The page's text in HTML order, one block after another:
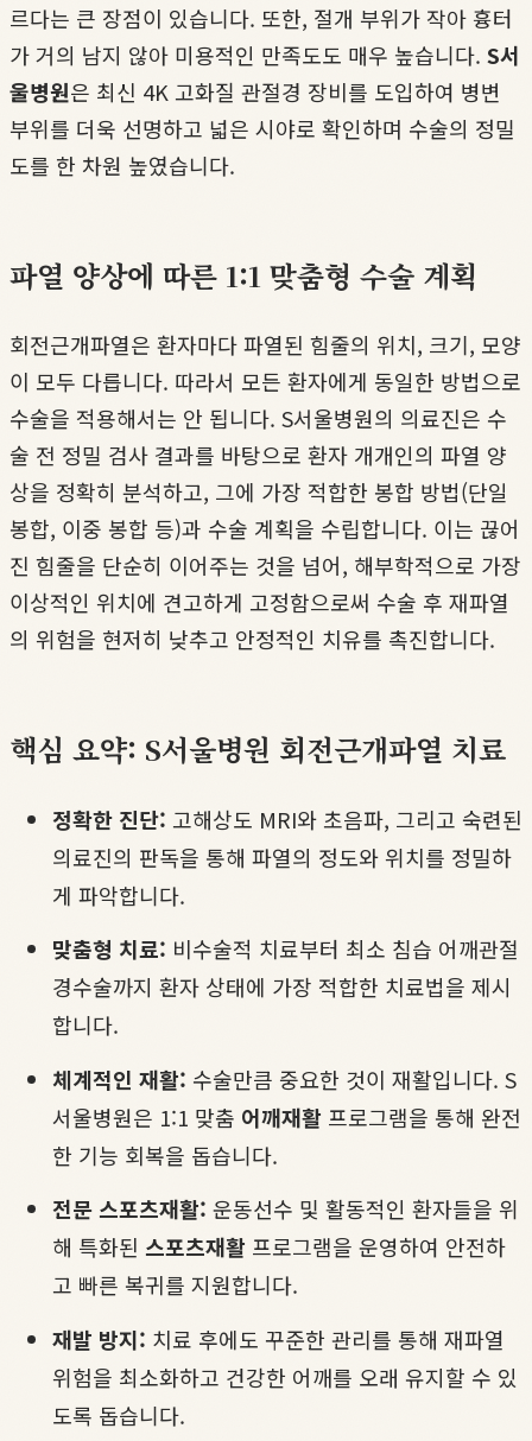
르다는 큰 장점이 있습니다. 또한, 절개 부위가 작아 흉터
가 거의 남지 않아 미용적인 만족도도 매우 높습니다. S서
울병원은 최신 4K 고화질 관절경 장비를 도입하여 병변
부위를 더욱 선명하고 넓은 시야로 확인하며 수술의 정밀
도를 한 차원 높였습니다.
파열 양상에 따른 1:1 맞춤형 수술 계획
회전근개파열은 환자마다 파열된 힘줄의 위치, 크기, 모양
이 모두 다릅니다. 따라서 모든 환자에게 동일한 방법으로
수술을 적용해서는 안 됩니다. S서울병원의 의료진은 수
술 전 정밀 검사 결과를 바탕으로 환자 개개인의 파열 양
상을 정확히 분석하고, 그에 가장 적합한 봉합 방법(단일
봉합, 이중 봉합 등)과 수술 계획을 수립합니다. 이는 끊어
진 힘줄을 단순히 이어주는 것을 넘어, 해부학적으로 가장
이상적인 위치에 견고하게 고정함으로써 수술 후 재파열
의 위험을 현저히 낮추고 안정적인 치유를 촉진합니다.
핵심 요약: S서울병원 회전근개파열 치료
정확한 진단: 고해상도 MRI와 초음파, 그리고 숙련된
의료진의 판독을 통해 파열의 정도와 위치를 정밀하
게 파악합니다.
맞춤형 치료: 비수술적 치료부터 최소 침습 어깨관절
경수술까지 환자 상태에 가장 적합한 치료법을 제시
합니다.
체계적인 재활: 수술만큼 중요한 것이 재활입니다. S
서울병원은 1:1 맞춤 어깨재활 프로그램을 통해 완전
한 기능 회복을 돕습니다.
전문 스포츠재활: 운동선수 및 활동적인 환자들을 위
해 특화된 스포츠재활 프로그램을 운영하여 안전하
고 빠른 복귀를 지원합니다.
재발 방지: 치료 후에도 꾸준한 관리를 통해 재파열
위험을 최소화하고 건강한 어깨를 오래 유지할 수 있
도록 돕습니다.